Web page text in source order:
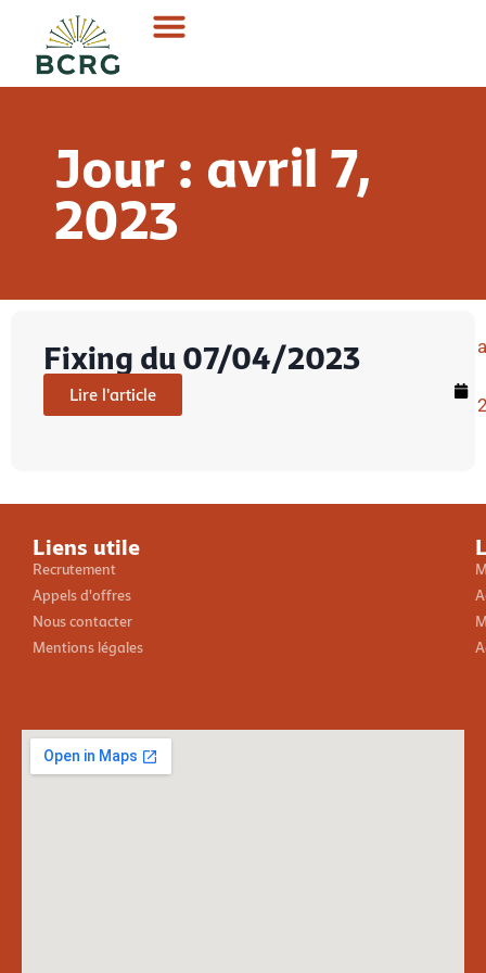
Jour : avril 7,
2023
Fixing du 07/04/2023
Lire l'article
Liens utile
Recrutement
Appels d'offres
Nous contacter
Mentions légales